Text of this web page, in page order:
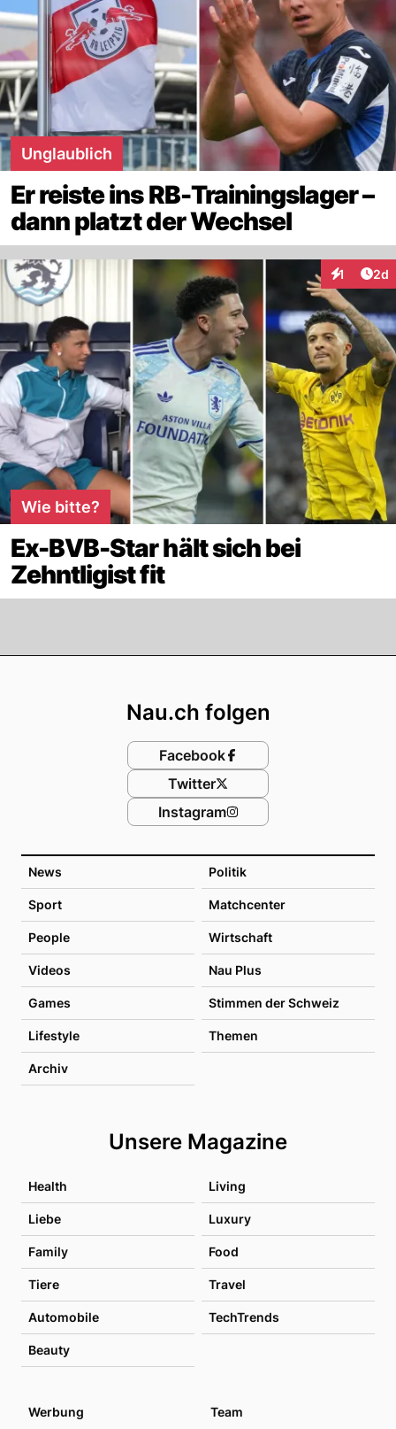
Unglaublich
Er reiste ins RB-Trainingslager –
dann platzt der Wechsel
1 2d
Wie bitte?
Ex-BVB-Star hält sich bei
Zehntligist fit
News Politik
Sport Matchcenter
People Wirtschaft
Videos Nau Plus
Games Stimmen der Schweiz
Lifestyle Themen
Archiv
Unsere Magazine
Health Living
Liebe Luxury
Family Food
Tiere Travel
Automobile TechTrends
Beauty
Nau.ch folgen
Facebook
Twitter
Instagram
Werbung Team